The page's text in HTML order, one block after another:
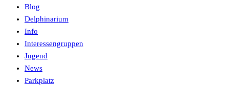
Blog
Delphinarium
Info
Interessengruppen
Jugend
News
Parkplatz